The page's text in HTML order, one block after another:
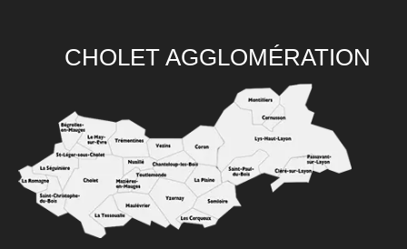
CHOLET AGGLOMÉRATION